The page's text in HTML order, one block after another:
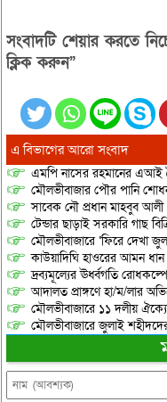
সংবাদটি শেয়ার করতে
ক্লিক করুন”
এ বিভাগের আরো সংবাদ
এমপি নাসের রহমানের এআই
মৌলভীবাজার পৌর পানি
সাবেক নৌ প্রধান মাহবুব আলী
টেন্ডার ছাড়াই সরকারি গাছ
মৌলভীবাজারে ‘ফিরে দেখা
কাউয়াদিঘি হাওরের আমন ধান
দ্রব্যমূল্যের ঊর্ধ্বগতি
আদালত প্রাঙ্গণে হা/ম/লার
মৌলভীবাজারে ১১ দলীয়
মৌলভীবাজারে জুলাই